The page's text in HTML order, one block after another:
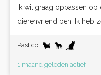
Ik wil graag oppassen
dierenvriend ben. Ik heb
Past op:
1 maand geleden actief